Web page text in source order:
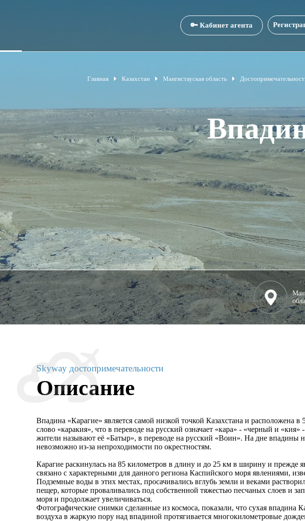
🔑 Кабинет агента
Главная Казахстан Мангистауская область
Skyway достопримечательности
Описание
Впадина «Карагие» является самой низкой точкой Казахстана и
слово «каракия», что в переводе на русский означает «кара» - «черный и
жители называют её «Батыр», в переводе на русский «Воин». На дне впадины
невозможно из-за непроходимости по окрестностям.
Карагие раскинулась на 85 километров в длину и до 25 км в ширину и
связано с характерными для данного региона Каспийского моря явлениями,
Подземные воды в этих местах, просачивались вглубь земли и веками
пещер, которые проваливались под собственной тяжестью песчаных слоев и
моря и продолжает увеличиваться.
Фотографические снимки сделанные из космоса, показали, что сухая впадина
воздуха в жаркую пору над впадиной протягивается многокилометровые